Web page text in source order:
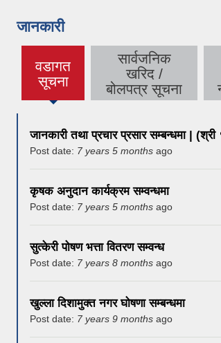
जानकारी
वडागत
सूचना
सार्वजनिक
खरिद /
बोलपत्र सूचना
जानकारी तथा प्रचार प्रसार सम्बन्धमा |
Post date: 7 years 5 months ago
कृषक अनुदान कार्यक्रम सम्वन्धमा
Post date: 7 years 5 months ago
सुत्केरी पोषण भत्ता वितरण सम्वन्ध
Post date: 7 years 8 months ago
खुल्ला दिशामुक्त नगर घोषणा सम्बन्धमा
Post date: 7 years 9 months ago